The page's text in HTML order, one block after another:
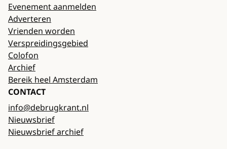
Evenement aanmelden
Adverteren
Vrienden worden
Verspreidingsgebied
Colofon
Archief
Bereik heel Amsterdam
CONTACT
info@debrugkrant.nl
Nieuwsbrief
Nieuwsbrief archief